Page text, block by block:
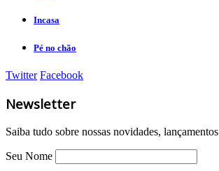
Incasa
Pé no chão
Twitter Facebook
Newsletter
Saiba tudo sobre nossas novidades,
Seu Nome